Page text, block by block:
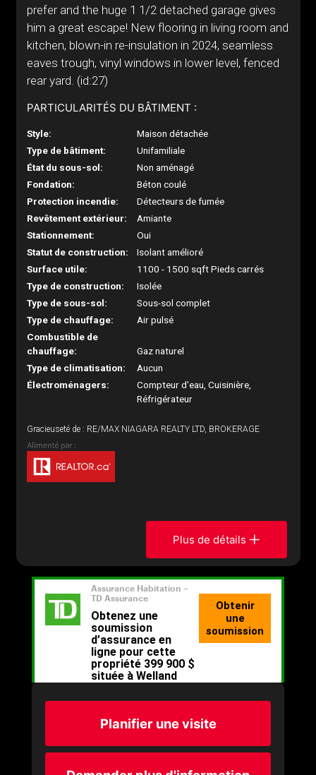
prefer and the huge 1 1/2 detached garage gives
him a great escape! New flooring in living room and
kitchen, blown-in re-insulation in 2024, seamless
eaves trough, vinyl windows in lower level, fenced
rear yard. (id:27)
PARTICULARITÉS DU BÂTIMENT :
Style:
Maison détachée
Type de bâtiment:
Unifamiliale
État du sous-sol:
Non aménagé
Fondation:
Béton coulé
Protection incendie:
Détecteurs de fumée
Revêtement extérieur:
Amiante
Stationnement:
Oui
Statut de construction:
Isolant amélioré
Surface utile:
1100 - 1500 sqft Pieds carrés
Type de construction:
Isolée
Type de sous-sol:
Sous-sol complet
Type de chauffage:
Air pulsé
Combustible de
chauffage:
Gaz naturel
Type de climatisation:
Aucun
Électroménagers:
Compteur d'eau, Cuisinière,
Réfrigérateur
Gracieuseté de : RE/MAX NIAGARA REALTY LTD, BROKERAGE
Plus de détails
Planifier une visite